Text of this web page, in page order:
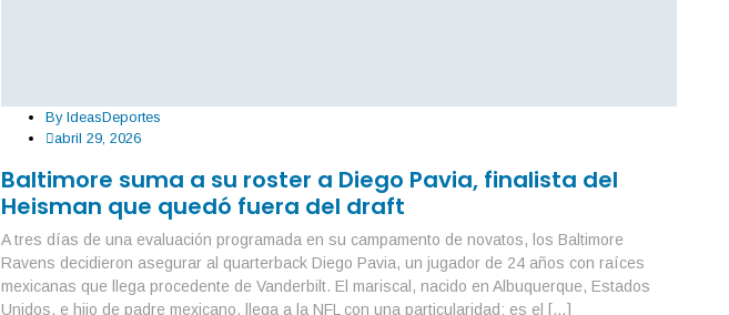
By IdeasDeportes
abril 29, 2026
Baltimore suma a su roster a Diego Pavia, finalista del
Heisman que quedó fuera del draft
A tres días de una evaluación programada en su campamento de novatos, los Baltimore
Ravens decidieron asegurar al quarterback Diego Pavia, un jugador de 24 años con raíces
mexicanas que llega procedente de Vanderbilt. El mariscal, nacido en Albuquerque, Estados
Unidos, e hijo de padre mexicano, llega a la NFL con una particularidad: es el […]